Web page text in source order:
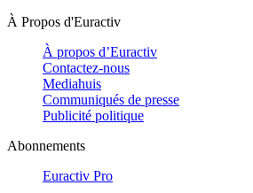
À Propos d'Euractiv
À propos d’Euractiv
Contactez-nous
Mediahuis
Communiqués de presse
Publicité politique
Abonnements
Euractiv Pro